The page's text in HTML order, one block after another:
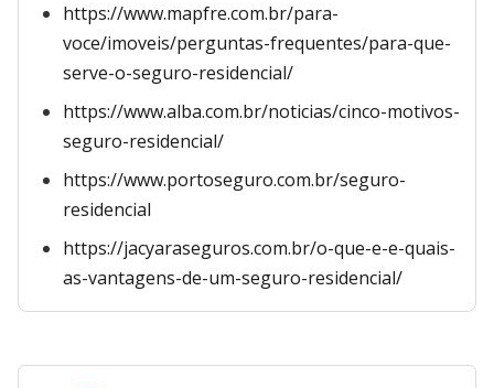
https://www.mapfre.com.br/para-
voce/imoveis/perguntas-frequentes/para-que-
serve-o-seguro-residencial/
https://www.alba.com.br/noticias/cinco-motivos-
seguro-residencial/
https://www.portoseguro.com.br/seguro-
residencial
https://jacyaraseguros.com.br/o-que-e-e-quais-
as-vantagens-de-um-seguro-residencial/